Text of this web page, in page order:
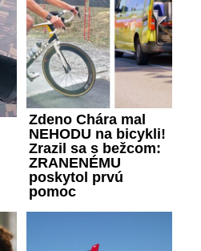
Zdeno Chára mal
NEHODU na bicykli!
Zrazil sa s bežcom:
ZRANENÉMU
poskytol prvú
pomoc